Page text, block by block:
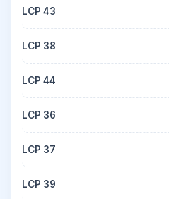
LCP 43
LCP 38
LCP 44
LCP 36
LCP 37
LCP 39